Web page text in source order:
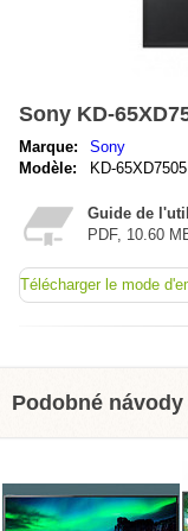
Sony KD-
Marque:
Sony
Modèle:
KD-65XD7505
Guide de
PDF, 10.60
Télécharger le mode
Podobné návody